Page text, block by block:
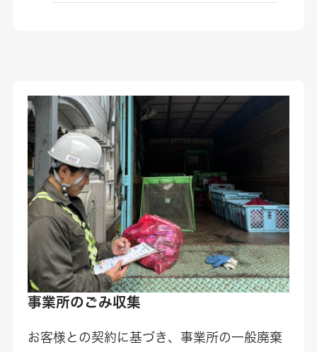
事業所のごみ収集
お客様との契約に基づき、事業所の一般廃棄